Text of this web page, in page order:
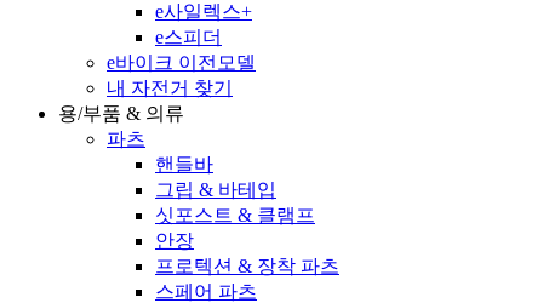
e사일렉스+
e스피더
e바이크 이전모델
내 자전거 찾기
용/부품 & 의류
파츠
핸들바
그립 & 바테입
싯포스트 & 클램프
안장
프로텍션 & 장착 파츠
스페어 파츠